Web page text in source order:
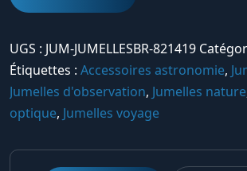
UGS : JUM-JUMELLESBR-821419
Étiquettes : Accessoires astronomie,
Jumelles d'observation, Jumelles nature
optique, Jumelles voyage